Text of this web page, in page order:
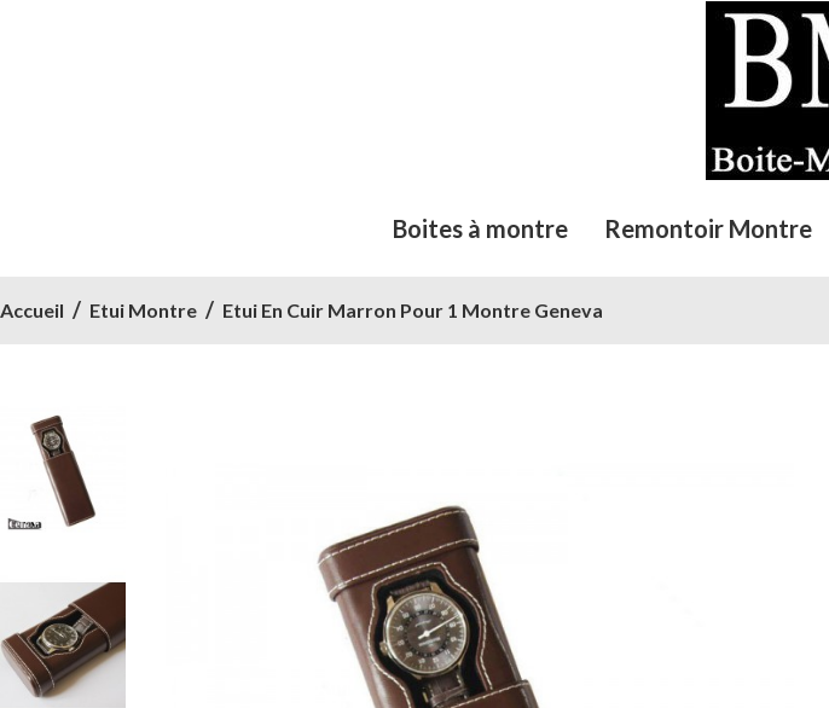
Boites à montre Remontoir Montre
Accueil Etui Montre Etui En Cuir Marron Pour 1 Montre Geneva